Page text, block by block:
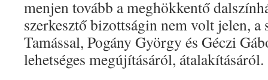
menjen tovább a meghökkentő
szerkesztő bizottságin nem volt jelen, a
Tamással, Pogány György és Géczi
lehetséges megújításáról, átalakításáról.